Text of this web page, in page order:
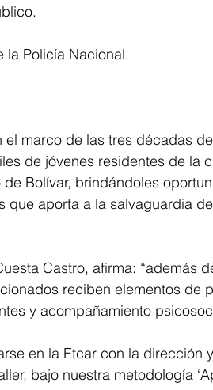
Policía Nacional.
marco de las tres décadas
de jóvenes residentes de la
Bolívar, brindándoles
que aporta a la salvaguardia
Castro, afirma: “además
reciben elementos de
y acompañamiento
en la Etcar con la dirección
bajo nuestra metodología